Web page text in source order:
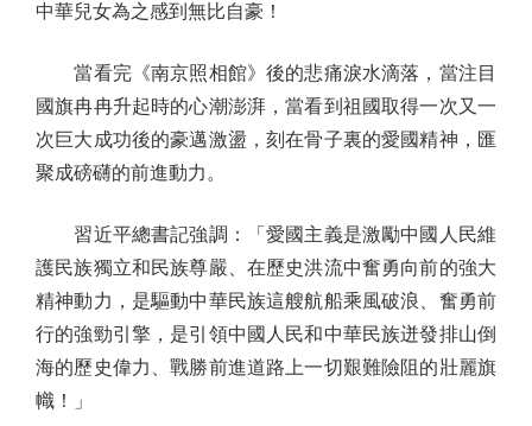
中華兒女為之感到無比自豪！
當看完《南京照相館》後的悲痛淚水滴落，當注目
國旗冉冉升起時的心潮澎湃，當看到祖國取得一次又一
次巨大成功後的豪邁激盪，刻在骨子裏的愛國精神，匯
聚成磅礴的前進動力。
習近平總書記強調：「愛國主義是激勵中國人民維
護民族獨立和民族尊嚴、在歷史洪流中奮勇向前的強大
精神動力，是驅動中華民族這艘航船乘風破浪、奮勇前
行的強勁引擎，是引領中國人民和中華民族迸發排山倒
海的歷史偉力、戰勝前進道路上一切艱難險阻的壯麗旗
幟！」